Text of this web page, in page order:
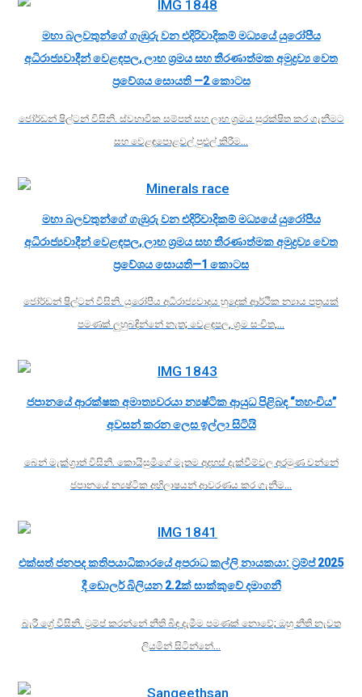
මහා බලවතුන්ගේ ගැඹුරු වන එදිරිවාදිකම් මධ්‍යයේ යුරෝපීය
අධිරාජ්‍යවාදීන් වෙළඳපල, ලාභ ශ්‍රමය සහ තීරණාත්මක අමුද්‍රව්‍ය වෙත
ප්‍රවේශය සොයති —2 කොටස
ජෝර්ඩන් ෂිල්ටන් විසිනි. ස්වභාවික සම්පත් සහ ලාභ ශ්‍රමය සුරක්ෂිත කර ගැනීමට
සහ වෙළඳපොළවල් පුළුල් කිරීම…
මහා බලවතුන්ගේ ගැඹුරු වන එදිරිවාදිකම් මධ්‍යයේ යුරෝපීය
අධිරාජ්‍යවාදීන් වෙළඳපල, ලාභ ශ්‍රමය සහ තීරණාත්මක අමුද්‍රව්‍ය වෙත
ප්‍රවේශය සොයති—1 කොටස
ජෝර්ඩන් ෂිල්ටන් විසිනි. යුරෝපීය අධිරාජ්‍යවාදය හුදෙක් ආර්ථික න්‍යාය පත්‍රයක්
පමණක් ලුහුබඳින්නේ නැත; වෙළඳපල, ශ්‍රම සංචිත,…
ජපානයේ ආරක්ෂක අමාත්‍යවරයා න්‍යෂ්ටික ආයුධ පිළිබඳ “තහංචිය”
අවසන් කරන ලෙස ඉල්ලා සිටියි
බෙන් මැක්ග්‍රාත් විසිනි. කොයිසුමිගේ මෑතම අදහස් දැක්වීම්වල අරමුණ වන්නේ
ජපානයේ න්‍යෂ්ටික අභිලාෂයන් ආවරණය කර ගැනීම…
එක්සත් ජනපද කතිපයාධිකාරයේ අපරාධ කල්ලි නායකයා: ට්‍රම්ප් 2025
දී ඩොලර් බිලියන 2.2ක් සාක්කුවේ දමාගනී
බැරී ග්‍රේ විසිනි. ට්‍රම්ප් කරන්නේ නීති බිඳ දැමීම පමණක් නොවේ; ඔහු නීති නැවත
ලියමින් සිටින්නේ…